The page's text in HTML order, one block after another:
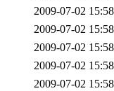
2009-07-02 15:58
2009-07-02 15:58
2009-07-02 15:58
2009-07-02 15:58
2009-07-02 15:58